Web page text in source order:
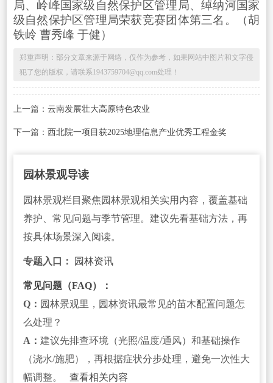
局、岭峰国家级自然保护区管理局、绰纳河国家
级自然保护区管理局荣获竞赛团体第三名。
（胡
铁岭 曹秀峰 于健）
郑重声明：部分文章来源于网络，仅作为参考，如果网站中图片和文字侵
犯了您的版权，请联系1943759704@qq.com处理！
上一篇： 云南发展壮大高原特色农业
下一篇： 西北院一项目获2025地理信息产业优秀工程金奖
园林景观导读
园林景观栏目聚焦园林景观相关实用内容，覆盖基础
养护、常见问题与季节管理。建议先看基础方法，再
按具体场景深入阅读。
专题入口： 园林资讯
常见问题（FAQ）：
Q： 园林景观里，园林资讯最常见的苗木配置问题怎
么处理？
A： 建议先排查环境（光照/温度/通风）和基础操作
（浇水/施肥），再根据症状分步处理，避免一次性大
幅调整。
查看相关内容